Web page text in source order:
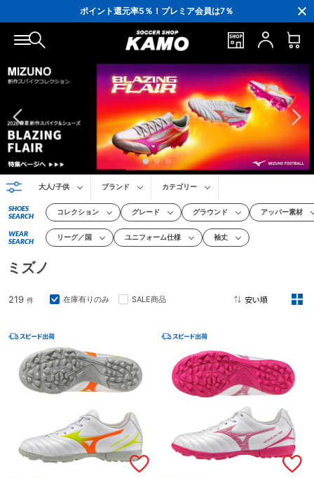
会員の方にはお誕生月に「10％OFFクーポン」プレゼント！
16,000円(税込)以上でシューズケースプレゼント！
3,300円(税込)以上で送料無料！
大人/子供 ブランド カテゴリー
SHOES
SEARCH
コレクション グレード グラウンド アッパー素材
WEAR
SEARCH
リーグ／国 ユニフォーム仕様 袖丈
ミズノ
219 件 在庫有りのみ SALE商品